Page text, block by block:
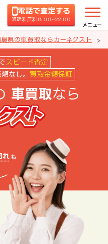
電話で査定する
通話料無料 8:00~22:00
メニュー
県の車買取ならカーネクスト
取ならカー
スピード査定
なし。 買取金額保証
車買取なら